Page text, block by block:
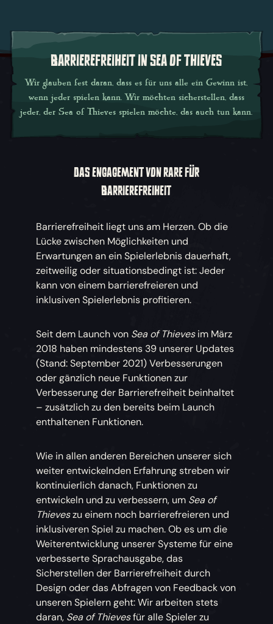
BARRIEREFREIHEIT IN SEA OF THIEVES
Wir glauben fest daran, dass es für uns alle ein Gewinn ist,
wenn jeder spielen kann. Wir möchten sicherstellen, dass
jeder, der Sea of Thieves spielen möchte, das auch tun kann.
DAS ENGAGEMENT VON RARE FÜR
BARRIEREFREIHEIT
Barrierefreiheit liegt uns am Herzen. Ob die
Lücke zwischen Möglichkeiten und
Erwartungen an ein Spielerlebnis dauerhaft,
zeitweilig oder situationsbedingt ist: Jeder
kann von einem barrierefreieren und
inklusiven Spielerlebnis profitieren.
Seit dem Launch von Sea of Thievesim März
2018 haben mindestens 39 unserer Updates
(Stand: September 2021) Verbesserungen
oder gänzlich neue Funktionen zur
Verbesserung der Barrierefreiheit beinhaltet
– zusätzlich zu den bereits beim Launch
enthaltenen Funktionen.
Wie in allen anderen Bereichen unserer sich
weiter entwickelnden Erfahrung streben wir
kontinuierlich danach, Funktionen zu
entwickeln und zu verbessern, um Sea of
Thieveszu einem noch barrierefreieren und
inklusiveren Spiel zu machen. Ob es um die
Weiterentwicklung unserer Systeme für eine
verbesserte Sprachausgabe, das
Sicherstellen der Barrierefreiheit durch
Design oder das Abfragen von Feedback von
unseren Spielern geht: Wir arbeiten stets
daran, Sea of Thievesfür alle Spieler zu